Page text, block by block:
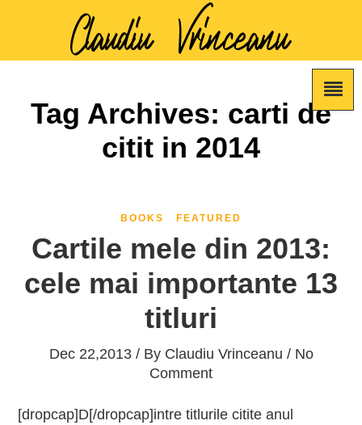
Tag Archives: carti de
citit in 2014
BOOKS FEATURED
Cartile mele din 2013:
cele mai importante 13
titluri
Dec 22,2013 / By Claudiu Vrinceanu / No
Comment
[dropcap]D[/dropcap]intre titlurile citite anul